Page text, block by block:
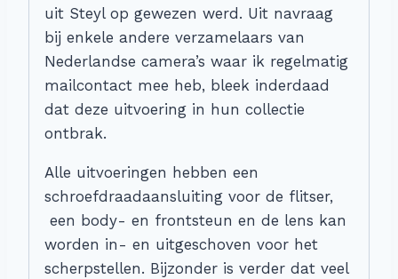
uit Steyl op gewezen werd. Uit navraag
bij enkele andere verzamelaars van
Nederlandse camera’s waar ik regelmatig
mailcontact mee heb, bleek inderdaad
dat deze uitvoering in hun collectie
ontbrak.
Alle uitvoeringen hebben een
schroefdraadaansluiting voor de flitser,
een body- en frontsteun en de lens kan
worden in- en uitgeschoven voor het
scherpstellen. Bijzonder is verder dat veel